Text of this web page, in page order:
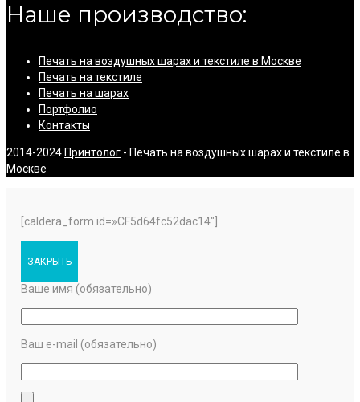
Наше производство:
Печать на воздушных шарах и текстиле в Москве
Печать на текстиле
Печать на шарах
Портфолио
Контакты
2014-2024 Принтолог - Печать на воздушных шарах и текстиле в
Москве
[caldera_form id=»CF5d64fc52dac14″]
ЗАКРЫТЬ
Ваше имя (обязательно)
Ваш e-mail (обязательно)